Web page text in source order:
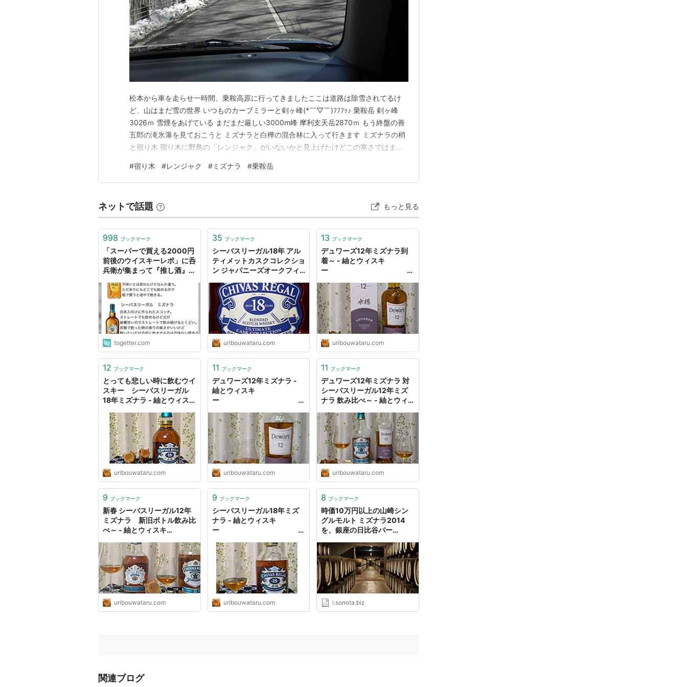
松本から車を走らせ一時間、乗鞍高原に行ってきましたここは道路は除雪されてるけ
ど、山はまだ雪の世界 いつものカーブミラーと剣ヶ峰(*￣▽￣)ﾌﾌﾌｯ♪ 乗鞍岳 剣ヶ峰
3026ｍ 雪煙をあげている まだまだ厳しい3000m峰 摩利支天岳2870ｍ もう終盤の善
五郎の滝氷瀑を見ておこうと ミズナラと白樺の混合林に入って行きます ミズナラの梢
と宿り木 宿り木に野鳥の「レンジャク」がいないかと見上げたけどこの寒さではまだ
ます・・
#宿り木 #レンジャク #ミズナラ #乗鞍岳
ネットで話題 もっと見る
998 ブックマーク
「スーパーで買える2000円
前後のウイスキーレポ」に呑
兵衛が集まって『推し酒』を
いぞ」「手軽さならジャック
ダニエル」他
togetter.com
35 ブックマーク
シーバスリーガル18年 アル
ティメットカスクコレクショ
ン ジャパニーズオークフィ
ィスキ
ー
ウイ
スキーブログ
uribouwataru.com
13 ブックマーク
デュワーズ12年ミズナラ到
着～ - 紬とウィスキ
ー
ウイ
スキーブログ
uribouwataru.com
12 ブックマーク
とっても悲しい時に飲むウイ
スキー シーバスリーガル
18年ミズナラ - 紬とウィス
ー
ウイ
スキーブログ
uribouwataru.com
11 ブックマーク
デュワーズ12年ミズナラ -
紬とウィスキ
ー
ウイ
スキーブログ
uribouwataru.com
11 ブックマーク
デュワーズ12年ミズナラ 対
シーバスリーガル12年ミズ
ナラ 飲み比べ～ - 紬とウィ
ー
ウイ
スキーブログ
uribouwataru.com
9 ブックマーク
新春 シーバスリーガル12年
ミズナラ 新旧ボトル飲み比
べ～ - 紬とウィスキ
ウイ
スキーブログ
uribouwataru.com
9 ブックマーク
シーバスリーガル18年ミズ
ナラ - 紬とウィスキ
ー
ウイ
スキーブログ
uribouwataru.com
8 ブックマーク
時価10万円以上の山崎シン
グルモルト ミズナラ2014
を、銀座の日比谷バー
話。 - SONOTA
i.sonota.biz
関連ブログ